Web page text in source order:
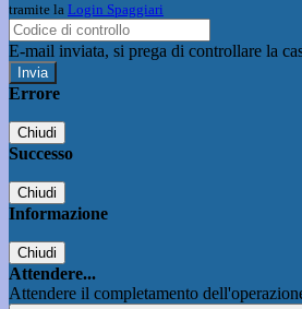
tramite la Login Spaggiari
E-mail inviata, si prega di controllare la
Errore
Chiudi
Successo
Chiudi
Informazione
Chiudi
Attendere...
Attendere il completamento